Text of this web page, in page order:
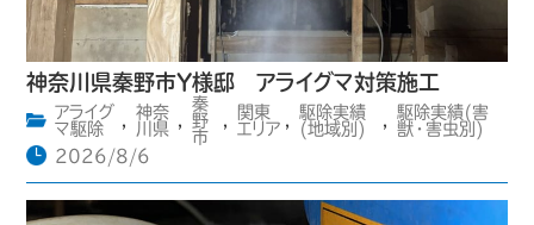
神奈川県秦野市Y様邸 アライグマ対策施工
アライグ
マ駆除
,
神奈
川県 ,
秦
野
市
,
関東
エリア ,
駆除実績
(地域別)
,
駆除実績(害
獣・害虫別)
2026/8/6